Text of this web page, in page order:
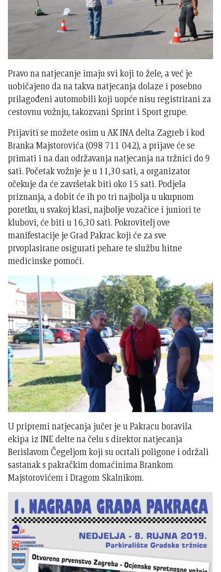
Pravo na natjecanje imaju svi koji to žele, a već je
uobičajeno da na takva natjecanja dolaze i posebno
prilagođeni automobili koji uopće nisu registrirani za
cestovnu vožnju, takozvani Sprint i Sport grupe.
Prijaviti se možete osim u AK INA delta Zagreb i kod
Branka Majstorovića (098 711 042), a prijave će se
primati i na dan održavanja natjecanja na tržnici do 9
sati. Početak vožnje je u 11,30 sati, a organizator
očekuje da će završetak biti oko 15 sati. Podjela
priznanja, a dobit će ih po tri najbolja u ukupnom
poretku, u svakoj klasi, najbolje vozačice i juniori te
klubovi, će biti u 16,30 sati. Pokrovitelj ove
manifestacije je Grad Pakrac koji će za sve
prvoplasirane osigurati pehare te službu hitne
medicinske pomoći.
U pripremi natjecanja jučer je u Pakracu boravila
ekipa iz INE delte na čelu s direktor natjecanja
Berislavom Čegeljom koji su ocrtali poligone i održali
sastanak s pakračkim domaćinima Brankom
Majstorovićem i Dragom Skalnikom.